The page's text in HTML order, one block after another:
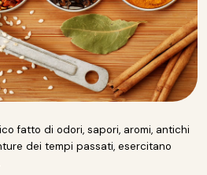
fatto di odori, sapori, aromi, antichi
dei tempi passati, esercitano